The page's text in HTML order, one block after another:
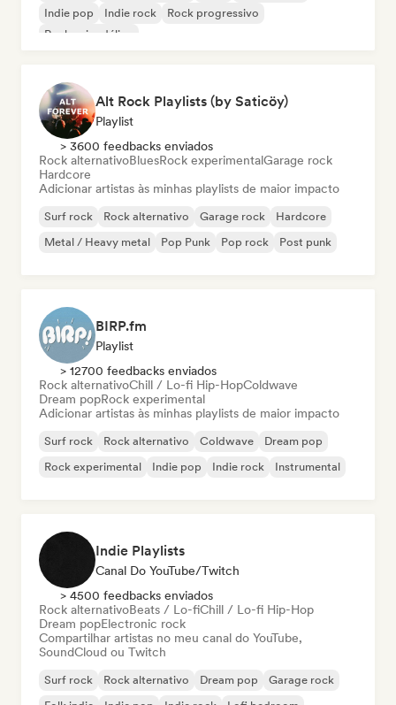
Indie pop
Indie rock
Rock progressivo
Rock psicodélico
Alt Rock Playlists (by Saticöy)
Playlist
> 3600 feedbacks enviados
Rock alternativoBluesRock experimentalGarage rock
Hardcore
Adicionar artistas às minhas playlists de maior impacto
Surf rock Rock alternativo Garage rock
Hardcore
Metal / Heavy metal
Pop Punk Pop rock Post punk
BIRP.fm
Playlist
> 12700 feedbacks enviados
Rock alternativoChill / Lo-fi Hip-HopColdwave
Dream popRock experimental
Adicionar artistas às minhas playlists de maior impacto
Surf rock Rock alternativo Coldwave
Dream pop
Rock experimental
Indie pop Indie rock Instrumental
Indie Playlists
Canal Do YouTube/Twitch
> 4500 feedbacks enviados
Rock alternativoBeats / Lo-fiChill / Lo-fi Hip-Hop
Dream popElectronic rock
Compartilhar artistas no meu canal do YouTube,
SoundCloud ou Twitch
Surf rock Rock alternativo Dream pop
Garage rock